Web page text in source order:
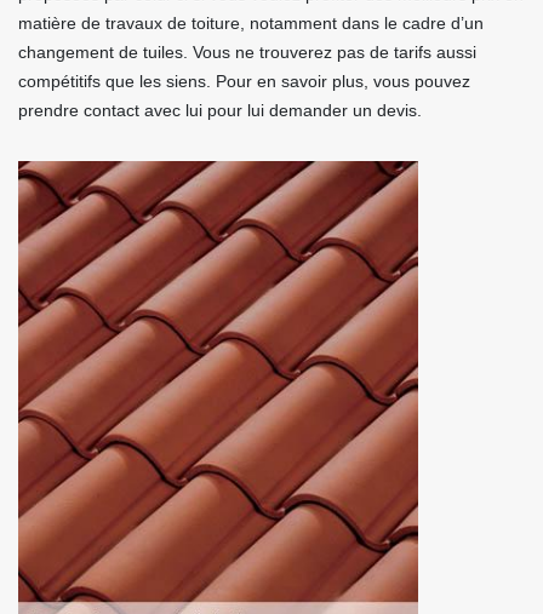
matière de travaux de toiture, notamment dans le cadre d’un
changement de tuiles. Vous ne trouverez pas de tarifs aussi
compétitifs que les siens. Pour en savoir plus, vous pouvez
prendre contact avec lui pour lui demander un devis.